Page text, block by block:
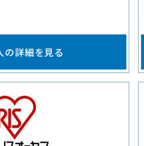
の詳細を見る